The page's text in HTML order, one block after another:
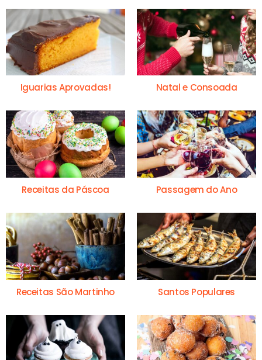
Iguarias Aprovadas! Natal e Consoada
Receitas da Páscoa Passagem do Ano
Receitas São Martinho Santos Populares